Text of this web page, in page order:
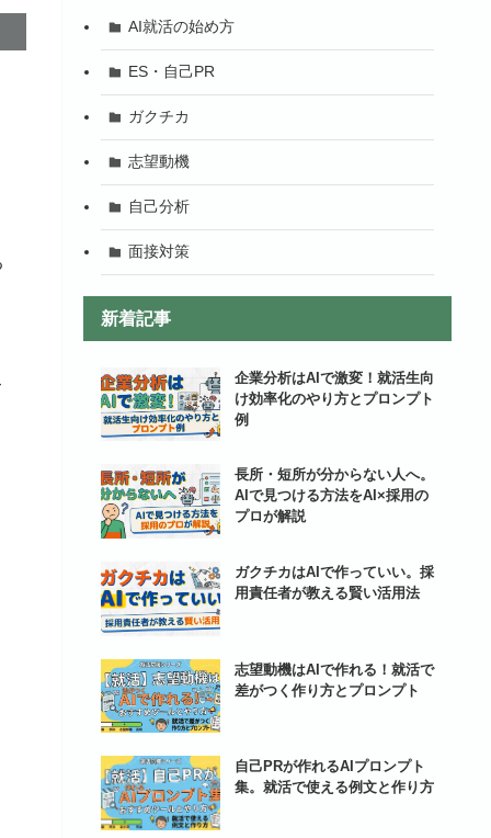
AI就活の始め方
ES・自己PR
ガクチカ
志望動機
自己分析
面接対策
新着記事
企業分析はAIで激変！就活生向
け効率化のやり方とプロンプト
例
長所・短所が分からない人へ。
AIで見つける方法をAI×採用の
プロが解説
ガクチカはAIで作っていい。採
用責任者が教える賢い活用法
志望動機はAIで作れる！就活で
差がつく作り方とプロンプト
自己PRが作れるAIプロンプト
集。就活で使える例文と作り方